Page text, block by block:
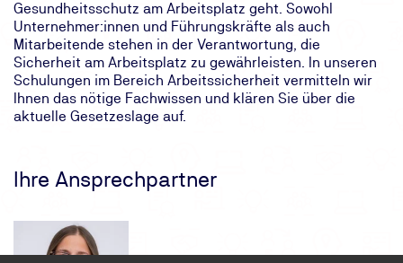
Gesundheitsschutz am Arbeitsplatz geht. Sowohl
Unternehmer:innen und Führungskräfte als auch
Mitarbeitende stehen in der Verantwortung, die
Sicherheit am Arbeitsplatz zu gewährleisten. In unseren
Schulungen im Bereich Arbeitssicherheit vermitteln wir
Ihnen das nötige Fachwissen und klären Sie über die
aktuelle Gesetzeslage auf.
Ihre Ansprechpartner